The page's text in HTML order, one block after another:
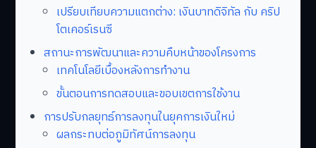
เปรียบเทียบความแตกต่าง: เงินบาทดิจิทัล กับ คริป
โตเคอร์เรนซี
สถานะการพัฒนาและความคืบหน้าของโครงการ
เทคโนโลยีเบื้องหลังการทำงาน
ขั้นตอนการทดสอบและขอบเขตการใช้งาน
การปรับกลยุทธ์การลงทุนในยุคการเงินใหม่
ผลกระทบต่อภูมิทัศน์การลงทุน